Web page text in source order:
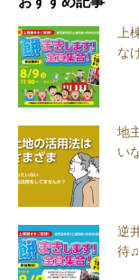
上
な
地
い
逆
待♫